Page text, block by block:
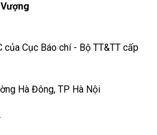
Cục Báo chí - Bộ TT&TT cấp
Hà Đông, TP Hà Nội